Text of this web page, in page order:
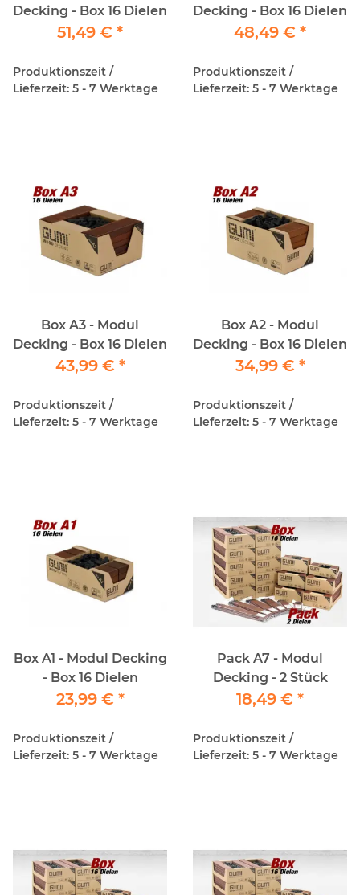
Decking - Box 16 Dielen
51,49 € *
Produktionszeit /
Lieferzeit: 5 - 7 Werktage
Decking - Box 16 Dielen
48,49 € *
Produktionszeit /
Lieferzeit: 5 - 7 Werktage
Box A3 - Modul
Decking - Box 16 Dielen
43,99 € *
Produktionszeit /
Lieferzeit: 5 - 7 Werktage
Box A2 - Modul
Decking - Box 16 Dielen
34,99 € *
Produktionszeit /
Lieferzeit: 5 - 7 Werktage
Box A1 - Modul Decking
- Box 16 Dielen
23,99 € *
Produktionszeit /
Lieferzeit: 5 - 7 Werktage
Pack A7 - Modul
Decking - 2 Stück
18,49 € *
Produktionszeit /
Lieferzeit: 5 - 7 Werktage